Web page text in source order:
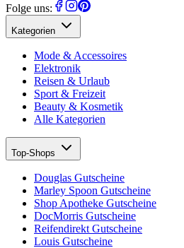
Folge uns:
Kategorien
Mode & Accessoires
Elektronik
Reisen & Urlaub
Sport & Freizeit
Beauty & Kosmetik
Alle Kategorien
Top-Shops
Douglas Gutscheine
Marley Spoon Gutscheine
Shop Apotheke Gutscheine
DocMorris Gutscheine
Reifendirekt Gutscheine
Louis Gutscheine